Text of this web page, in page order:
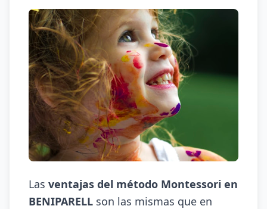
Las ventajas del método Montessori en
BENIPARELL son las mismas que en